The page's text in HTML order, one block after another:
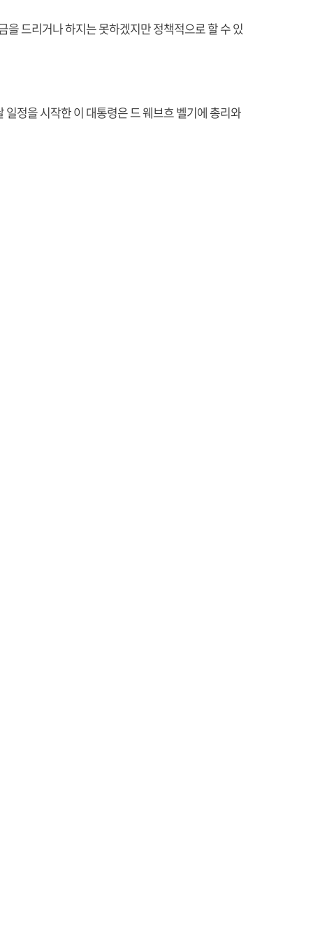
드리거나 하지는 못하겠지만 정책적으로 할 수 있
정을 시작한 이 대통령은 드 웨브흐 벨기에 총리와